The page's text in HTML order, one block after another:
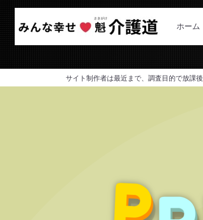
ホーム
サイト制作者は最近まで、調査目的で放課